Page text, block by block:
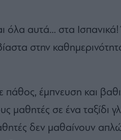
όλα αυτά… στα
στην
πάθος, έμπνευση και
μαθητές σε ένα ταξίδι
δεν μαθαίνουν